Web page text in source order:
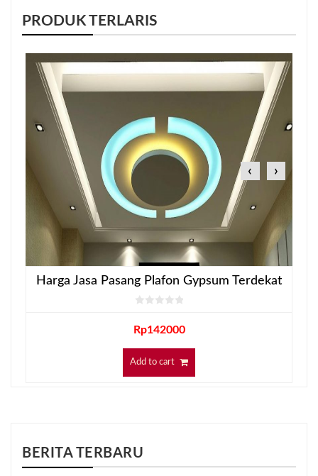
PRODUK TERLARIS
Harga Jasa Pasang Plafon Gypsum Terdekat
Rp142000
Add to cart
BERITA TERBARU
‹ ›